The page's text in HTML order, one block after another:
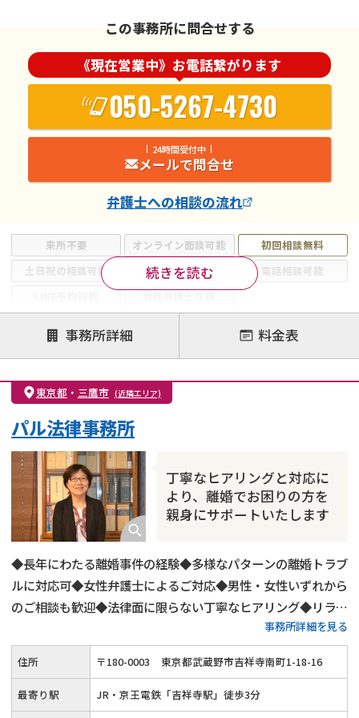
来所不要 オンライン面談可能
初回相談無料
土日祝の相談可能
19時以降電話可能
電話相談可能
注力案件
離婚前相談
離婚調停
離婚裁判
親権・面会交流権
DV
モラハラ
不貞・不倫慰謝料請求
国際離婚
財産分与
続きを読む
この事務所に問合せする
《現在営業中》お電話繋がります
050-5267-4730
24時間受付中
メールで問合せ
弁護士への相談の流れ
事務所詳細 料金表
東京都 ・ 三鷹市 (近隣エリア)
丁寧なヒアリングと対応に
より、離婚でお困りの方を
親身にサポートいたします
パル法律事務所
◆長年にわたる離婚事件の経験◆多様なパターンの離婚トラブ
ルに対応可◆女性弁護士によるご対応◆男性・女性いずれから
のご相談も歓迎◆法律面に限らない丁寧なヒアリング◆リラッ
クスした雰囲気でのご相談◆夜間・土日祝日も柔軟にご対応
◆「吉祥寺駅」から徒歩3分
事務所詳細を見る
住所 〒180-0003 東京都武蔵野市吉祥寺南町1-18-16
最寄り駅 JR・京王電鉄「吉祥寺駅」徒歩3分